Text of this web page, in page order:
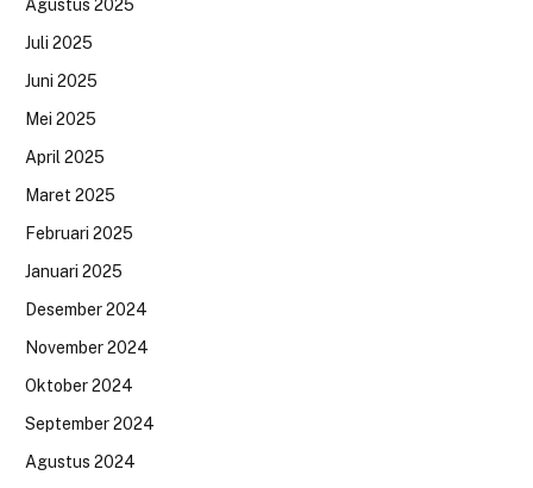
Agustus 2025
Juli 2025
Juni 2025
Mei 2025
April 2025
Maret 2025
Februari 2025
Januari 2025
Desember 2024
November 2024
Oktober 2024
September 2024
Agustus 2024